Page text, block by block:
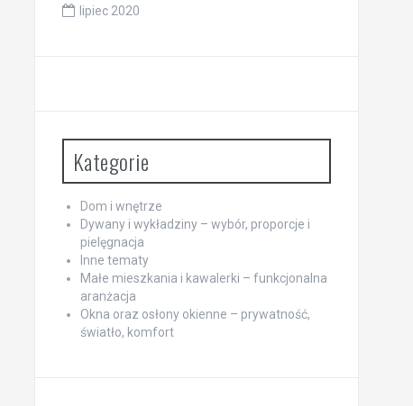
lipiec 2020
Kategorie
Dom i wnętrze
Dywany i wykładziny – wybór, proporcje i
pielęgnacja
Inne tematy
Małe mieszkania i kawalerki – funkcjonalna
aranżacja
Okna oraz osłony okienne – prywatność,
światło, komfort